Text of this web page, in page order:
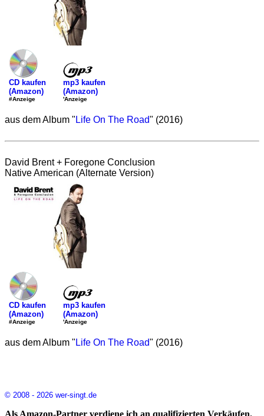
CD kaufen
(Amazon)
#Anzeige
mp3 kaufen
(Amazon)
'Anzeige
aus dem Album " Life On The Road" (2016)
David Brent + Foregone Conclusion
Native American (Alternate Version)
CD kaufen
(Amazon)
#Anzeige
mp3 kaufen
(Amazon)
'Anzeige
aus dem Album " Life On The Road" (2016)
© 2008 - 2026 wer-singt.de
Als Amazon-Partner verdiene ich an qualifizierten Verkäufen.